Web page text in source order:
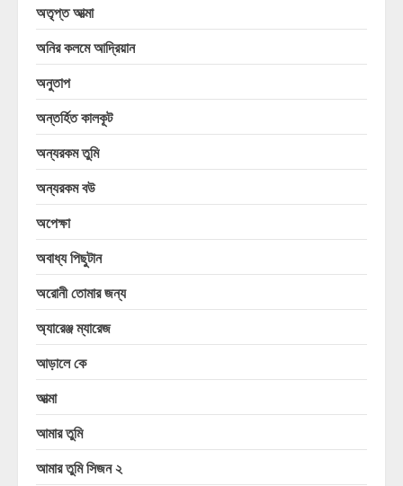
অতৃপ্ত আত্মা
অনির কলমে আদ্রিয়ান
অনুতাপ
অন্তর্হিত কালকূট
অন্যরকম তুমি
অন্যরকম বউ
অপেক্ষা
অবাধ্য পিছুটান
অরোনী তোমার জন্য
অ্যারেঞ্জ ম্যারেজ
আড়ালে কে
আত্মা
আমার তুমি
আমার তুমি সিজন ২